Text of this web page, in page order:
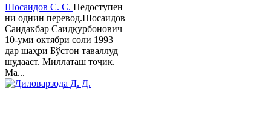
Шосаидов С. С. Недоступен
ни однин перевод.Шосаидов
Саидакбар Саидқурбонович
10-уми октябри соли 1993
дар шаҳри Бўстон таваллуд
шудааст. Миллаташ тоҷик.
Ма...